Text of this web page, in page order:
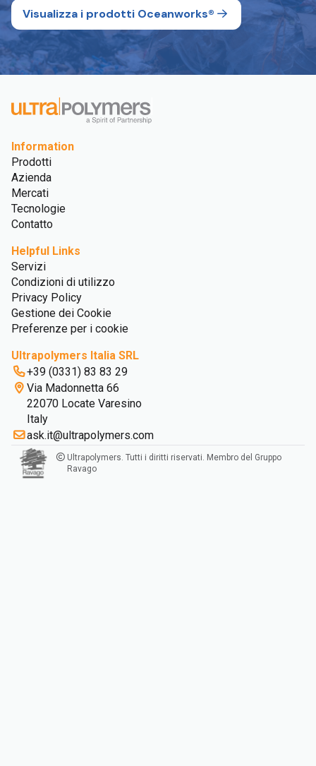
Visualizza i prodotti Oceanworks®
Information
Prodotti
Azienda
Mercati
Tecnologie
Contatto
Helpful Links
Servizi
Condizioni di utilizzo
Privacy Policy
Gestione dei Cookie
Preferenze per i cookie
Ultrapolymers Italia SRL
+39 (0331) 83 83 29
Via Madonnetta 66
22070 Locate Varesino
Italy
ask.it@ultrapolymers.com
Ultrapolymers. Tutti i diritti riservati. Membro del Gruppo
Ravago